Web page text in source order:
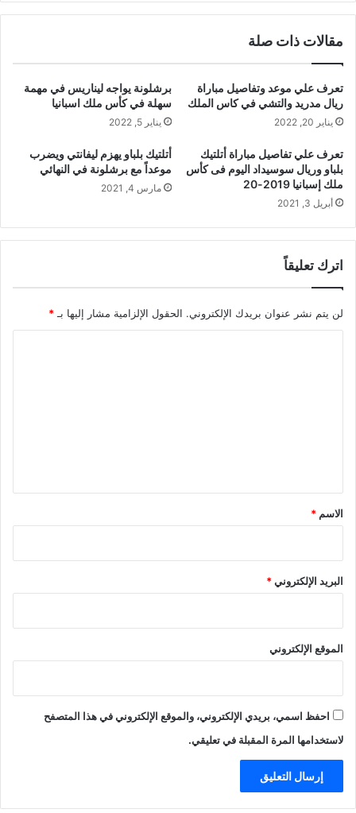
مقالات ذات صلة
تعرف علي موعد وتفاصيل مباراة
ريال مدريد والتشي في كاس الملك
يناير 20, 2022
برشلونة يواجه ليناريس في مهمة
سهلة في كأس ملك اسبانيا
يناير 5, 2022
تعرف علي تفاصيل مباراة أتلتيك
بلباو وريال سوسيداد اليوم فى كأس
ملك إسبانيا 2019-20
أبريل 3, 2021
أتلتيك بلباو يهزم ليفانتي ويضرب
موعداً مع برشلونة في النهائي
مارس 4, 2021
اترك تعليقاً
لن يتم نشر عنوان بريدك الإلكتروني. الحقول الإلزامية مشار إليها بـ *
*
الاسم *
البريد الإلكتروني*
الموقع الإلكتروني
احفظ اسمي، بريدي الإلكتروني، والموقع الإلكتروني في هذا المتصفح
لاستخدامها المرة المقبلة في تعليقي.